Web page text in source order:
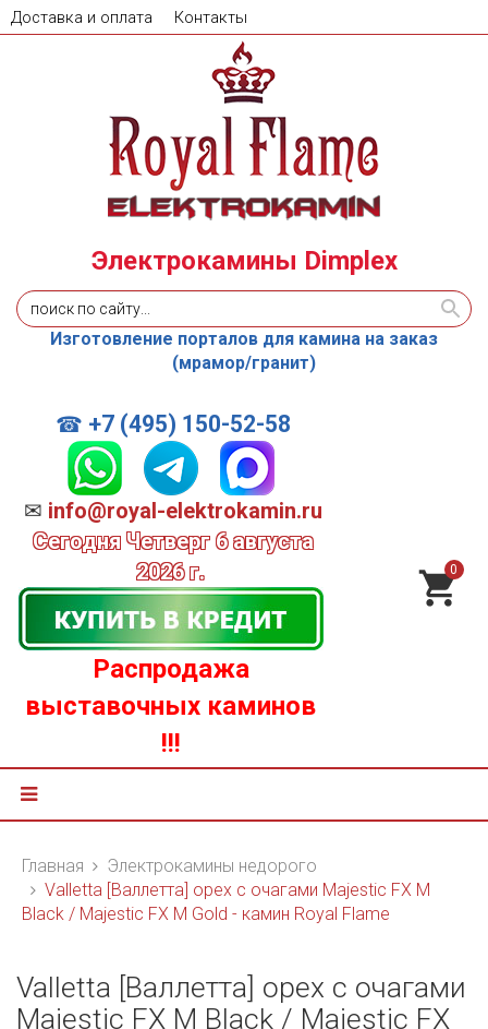
Доставка и оплата Контакты
☎ +7 (495) 150-52-58
✉ info@royal-elektrokamin.ru
Сегодня Четверг 6 августа
2026 г.
Распродажа
выставочных каминов
!!!
Электрокамины Dimplex
Изготовление порталов для камина на заказ
(мрамор/гранит)
0
Главная
Электрокамины недорого
Valletta [Валлетта] орех с очагами Majestic FX M
Black / Majestic FX M Gold - камин Royal Flame
Valletta [Валлетта] орех с очагами
Majestic FX M Black / Majestic FX